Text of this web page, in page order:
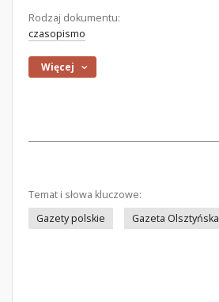
Rodzaj dokumentu:
czasopismo
Więcej
Temat i słowa kluczowe:
Gazety polskie
Gazeta Olsztyńska